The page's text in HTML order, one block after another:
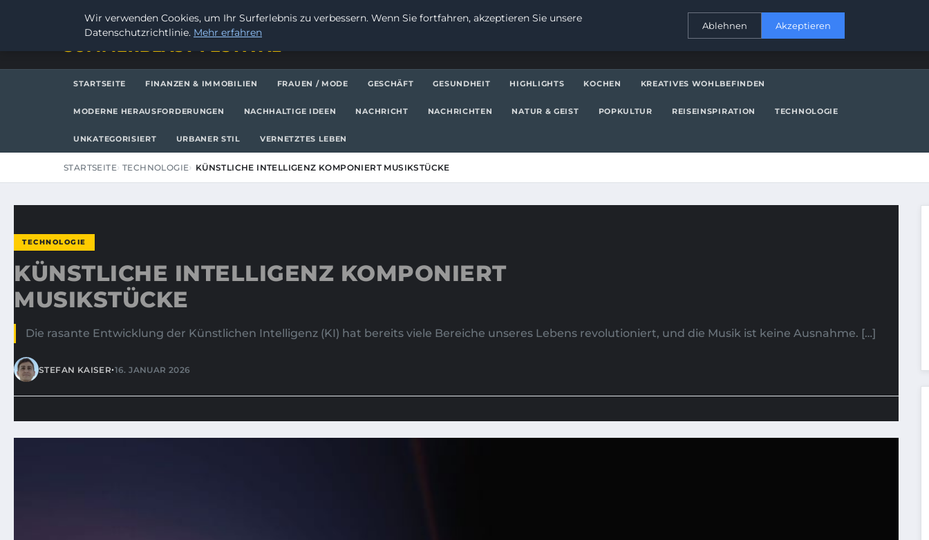
SAMSTAG, 8. AUGUST 2026 KONTAKT
SUMMERBLAST FESTIVAL
STARTSEITE FINANZEN & IMMOBILIEN FRAUEN / MODE GESCHÄFT GESUNDHEIT HIGHLIGHTS KOCHEN KREATIVES WOHLBEFINDEN
MODERNE HERAUSFORDERUNGEN NACHHALTIGE IDEEN NACHRICHT NACHRICHTEN NATUR & GEIST POPKULTUR REISEINSPIRATION TECHNOLOGIE
UNKATEGORISIERT URBANER STIL VERNETZTES LEBEN
STARTSEITE TECHNOLOGIE KÜNSTLICHE INTELLIGENZ KOMPONIERT MUSIKSTÜCKE
TECHNOLOGIE
KÜNSTLICHE INTELLIGENZ KOMPONIERT
MUSIKSTÜCKE
Die rasante Entwicklung der Künstlichen Intelligenz (KI) hat bereits viele Bereiche unseres Lebens revolutioniert, und die Musik ist keine Ausnahme. […]
STEFAN KAISER•16. JANUAR 2026
Wir verwenden Cookies, um Ihr Surferlebnis zu verbessern. Wenn Sie fortfahren, akzeptieren Sie unsere
Datenschutzrichtlinie. Mehr erfahren
Ablehnen Akzeptieren